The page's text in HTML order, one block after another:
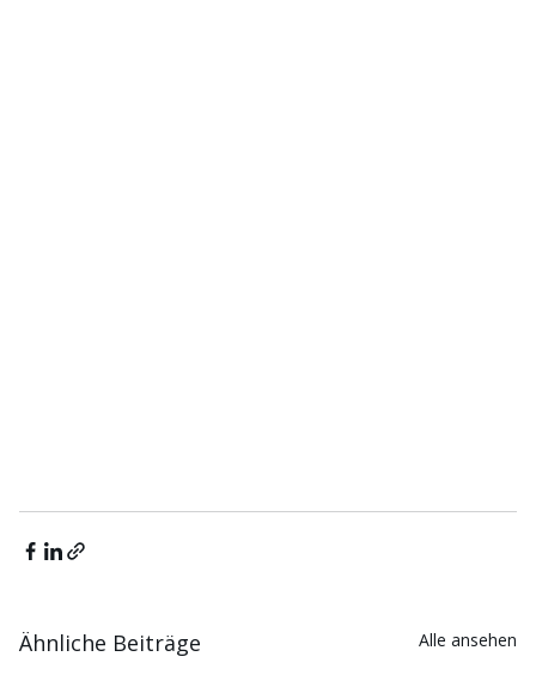
Ähnliche Beiträge Alle ansehen